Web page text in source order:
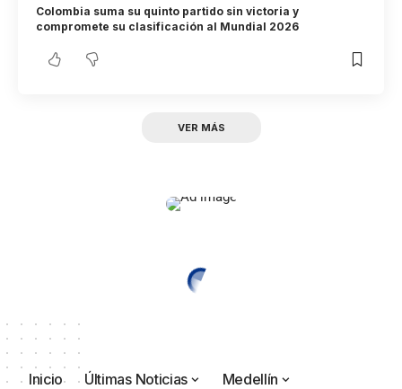
Colombia suma su quinto partido sin victoria y
compromete su clasificación al Mundial 2026
VER MÁS
Inicio Últimas Noticias Medellín